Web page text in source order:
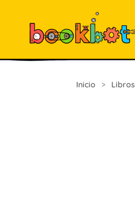
Inicio > Libros